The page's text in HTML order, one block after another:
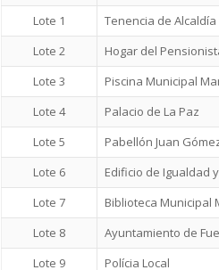
Lote 1 Tenencia de Alcaldía
Lote 2
Hogar del
Lote 3
Piscina Municipal
Lote 4
Palacio de La Paz
Lote 5
Pabellón Juan
Lote 6
Edificio de Igualdad
Lote 7
Biblioteca Municipal
Lote 8
Ayuntamiento de
Lote 9
Polícia Local